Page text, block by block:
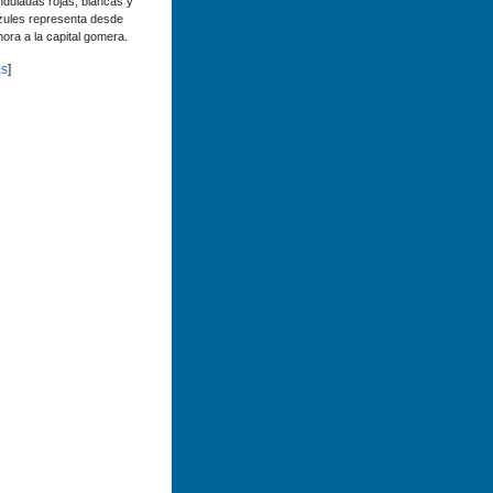
representa desde
a la capital gomera.
]